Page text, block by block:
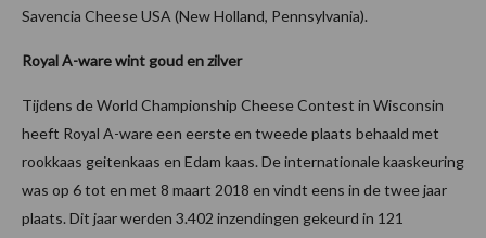
Savencia Cheese USA (New Holland, Pennsylvania).
Royal A-ware wint goud en zilver
Tijdens de World Championship Cheese Contest in Wisconsin
heeft Royal A-ware een eerste en tweede plaats behaald met
rookkaas geitenkaas en Edam kaas. De internationale kaaskeuring
was op 6 tot en met 8 maart 2018 en vindt eens in de twee jaar
plaats. Dit jaar werden 3.402 inzendingen gekeurd in 121